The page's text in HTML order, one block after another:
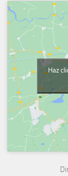
Haz